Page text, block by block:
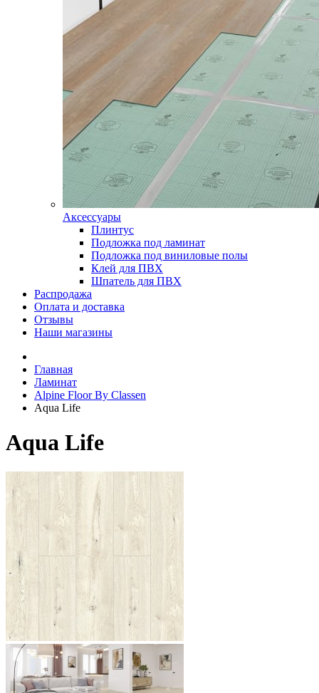
Аксессуары
Плинтус
Подложка под ламинат
Подложка под виниловые полы
Клей для ПВХ
Шпатель для ПВХ
Распродажа
Оплата и доставка
Отзывы
Наши магазины
Главная
Ламинат
Alpine Floor By Classen
Aqua Life
Aqua Life